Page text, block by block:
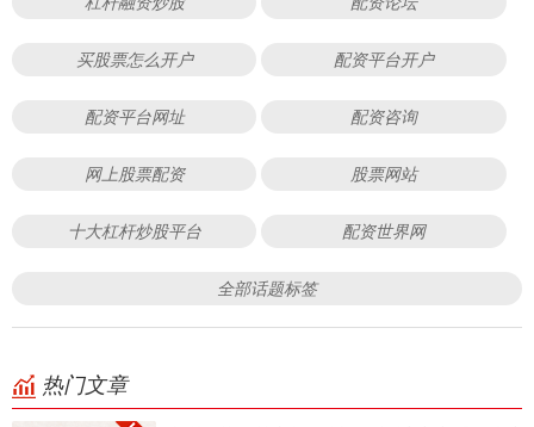
买股票怎么开户 配资平台开户
配资平台网址 配资咨询
网上股票配资 股票网站
十大杠杆炒股平台 配资世界网
全部话题标签
热门文章